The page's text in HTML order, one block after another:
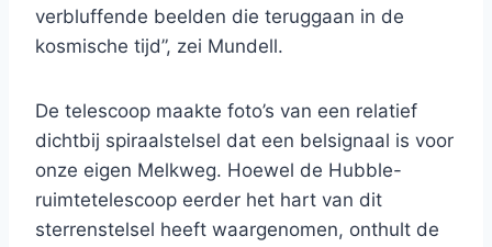
verbluffende beelden die teruggaan in de
kosmische tijd”, zei Mundell.
De telescoop maakte foto’s van een relatief
dichtbij spiraalstelsel dat een belsignaal is voor
onze eigen Melkweg. Hoewel de Hubble-
ruimtetelescoop eerder het hart van dit
sterrenstelsel heeft waargenomen, onthult de